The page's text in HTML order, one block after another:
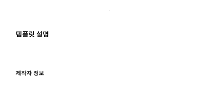
템플릿 설명
제작자 정보